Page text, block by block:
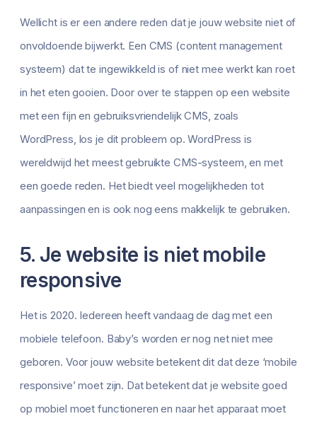
Wellicht is er een andere reden dat je jouw website niet of
onvoldoende bijwerkt. Een CMS (content management
systeem) dat te ingewikkeld is of niet mee werkt kan roet
in het eten gooien. Door over te stappen op een website
met een fijn en gebruiksvriendelijk CMS, zoals
WordPress, los je dit probleem op. WordPress is
wereldwijd het meest gebruikte CMS-systeem, en met
een goede reden. Het biedt veel mogelijkheden tot
aanpassingen en is ook nog eens makkelijk te gebruiken.
5. Je website is niet mobile
responsive
Het is 2020. Iedereen heeft vandaag de dag met een
mobiele telefoon. Baby’s worden er nog net niet mee
geboren. Voor jouw website betekent dit dat deze ‘mobile
responsive’ moet zijn. Dat betekent dat je website goed
op mobiel moet functioneren en naar het apparaat moet